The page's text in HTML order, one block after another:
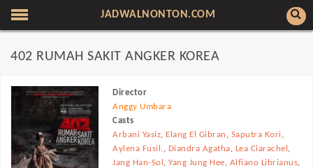
JADWALNONTON.COM
402 RUMAH SAKIT ANGKER KOREA
Director
Anggy Umbara
Casts
Arbani Yasiz, Elang El Gibran , Saputra Kori,
Aylena Fusil., Diandra Agatha, Lea Ciarachel ,
Jang Han-Sol ,Yang Jung Hee, Alfiano Librianus,